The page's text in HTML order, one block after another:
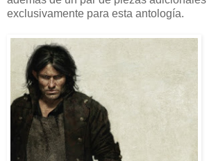
exclusivamente para esta antología.